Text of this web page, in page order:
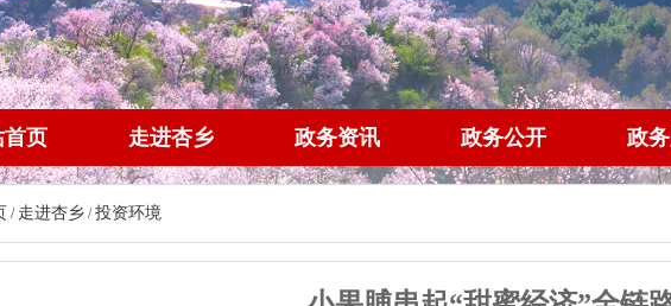
首页 走进杏乡 政务资讯 政务公开 政
/ 走进杏乡 /投资环境